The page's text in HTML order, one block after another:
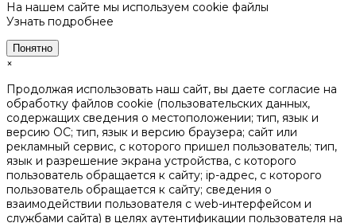
На нашем сайте мы используем cookie файлы
Узнать подробнее
Понятно
×
Продолжая использовать наш сайт, вы даете согласие на
обработку файлов cookie (пользовательских данных,
содержащих сведения о местоположении; тип, язык и
версию ОС; тип, язык и версию браузера; сайт или
рекламный сервис, с которого пришел пользователь; тип,
язык и разрешение экрана устройства, с которого
пользователь обращается к сайту; ip-адрес, с которого
пользователь обращается к сайту; сведения о
взаимодействии пользователя с web-интерфейсом и
службами сайта) в целях аутентификации пользователя на